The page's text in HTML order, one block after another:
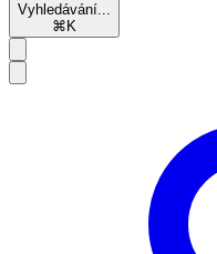
Vyhledávání...
⌘K